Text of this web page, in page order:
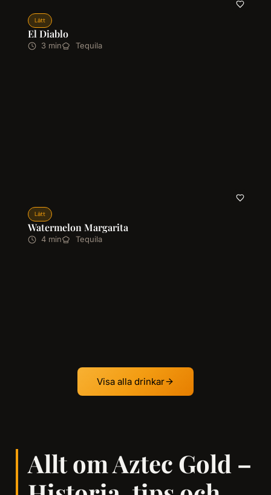
Lätt
El Diablo
3 min Tequila
Lätt
Watermelon Margarita
4 min Tequila
Visa alla drinkar
Allt om Aztec Gold –